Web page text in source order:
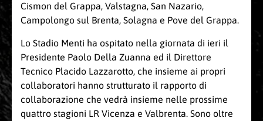
Cismon del Grappa, Valstagna, San Nazario,
Campolongo sul Brenta, Solagna e Pove del Grappa.
Lo Stadio Menti ha ospitato nella giornata di ieri il
Presidente Paolo Della Zuanna ed il Direttore
Tecnico Placido Lazzarotto, che insieme ai propri
collaboratori hanno strutturato il rapporto di
collaborazione che vedrà insieme nelle prossime
quattro stagioni LR Vicenza e Valbrenta. Sono oltre